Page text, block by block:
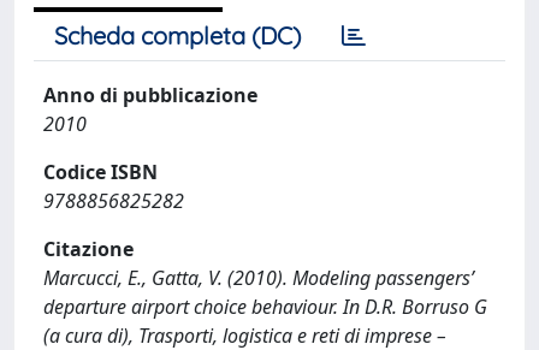
Scheda completa (DC)
Anno di pubblicazione
2010
Codice ISBN
9788856825282
Citazione
Marcucci, E., Gatta, V. (2010). Modeling passengers’
departure airport choice behaviour. In D.R. Borruso G
(a cura di), Trasporti, logistica e reti di imprese –